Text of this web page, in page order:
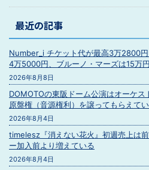
最近の記事
Number_i チケット代が最高3万2800
4万5000円、ブルーノ・マーズは15万
2026年8月8日
DOMOTOの東阪ドーム公演はオーケ
原盤権（音源権利）を譲ってもらえて
2026年8月4日
timelesz『消えない花火』初週売上は
ー加入前より増えている
2026年8月4日